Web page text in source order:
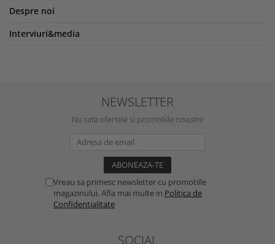
Despre noi
Interviuri&media
NEWSLETTER
Nu rata ofertele si promotiile noastre
Vreau sa primesc newsletter cu promotiile
magazinului. Afla mai multe in Politica de
Confidentialitate
SOCIAL